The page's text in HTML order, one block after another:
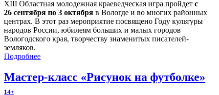
XIII Областная молодежная краеведческая игра пройдет с
26 сентября по 3 октября в Вологде и во многих районных
центрах. В этот раз мероприятие посвящено Году культуры
народов России, юбилеям больших и малых городов
Вологодского края, творчеству знаменитых писателей-
земляков.
Подробнее
Мастер-класс «Рисунок на футболке»
14+